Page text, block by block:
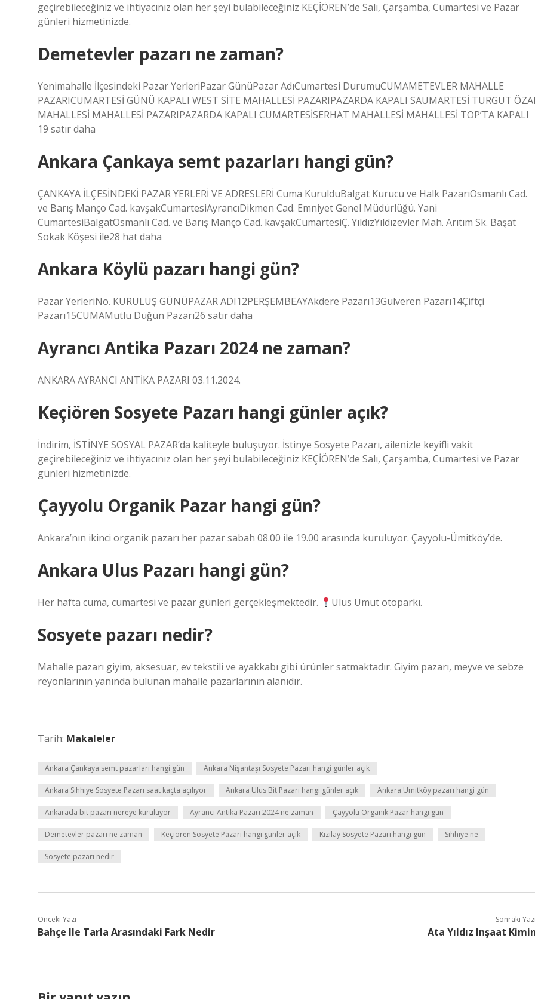
geçirebileceğiniz ve ihtiyacınız olan her şeyi bulabileceğiniz KEÇİÖREN’de Salı, Çarşamba, Cumartesi ve Pazar
günleri hizmetinizde.
Demetevler pazarı ne zaman?
Yenimahalle İlçesindeki Pazar YerleriPazar GünüPazar AdıCumartesi DurumuCUMAMETEVLER MAHALLE
PAZARICUMARTESİ GÜNÜ KAPALI WEST SİTE MAHALLESİ PAZARIPAZARDA KAPALI SAUMARTESİ TURGUT
MAHALLESİ MAHALLESİ PAZARIPAZARDA KAPALI CUMARTESİSERHAT MAHALLESİ MAHALLESİ TOP’TA KAPALI
19 satır daha
Ankara Çankaya semt pazarları hangi gün?
ÇANKAYA İLÇESİNDEKİ PAZAR YERLERİ VE ADRESLERİ Cuma KurulduBalgat Kurucu ve Halk PazarıOsmanlı Cad.
ve Barış Manço Cad. kavşakCumartesiAyrancıDikmen Cad. Emniyet Genel Müdürlüğü. Yani
CumartesiBalgatOsmanlı Cad. ve Barış Manço Cad. kavşakCumartesiÇ. YıldızYıldızevler Mah. Arıtım Sk. Başat
Sokak Köşesi ile28 hat daha
Ankara Köylü pazarı hangi gün?
Pazar YerleriNo. KURULUŞ GÜNÜPAZAR ADI12PERŞEMBEAYAkdere Pazarı13Gülveren Pazarı14Çiftçi
Pazarı15CUMAMutlu Düğün Pazarı26 satır daha
Ayrancı Antika Pazarı 2024 ne zaman?
ANKARA AYRANCI ANTİKA PAZARI 03.11.2024.
Keçiören Sosyete Pazarı hangi günler açık?
İndirim, İSTİNYE SOSYAL PAZAR’da kaliteyle buluşuyor. İstinye Sosyete Pazarı, ailenizle keyifli vakit
geçirebileceğiniz ve ihtiyacınız olan her şeyi bulabileceğiniz KEÇİÖREN’de Salı, Çarşamba, Cumartesi ve Pazar
günleri hizmetinizde.
Çayyolu Organik Pazar hangi gün?
Ankara’nın ikinci organik pazarı her pazar sabah 08.00 ile 19.00 arasında kuruluyor. Çayyolu-Ümitköy’de.
Ankara Ulus Pazarı hangi gün?
Her hafta cuma, cumartesi ve pazar günleri gerçekleşmektedir. Ulus Umut otoparkı.
Sosyete pazarı nedir?
Mahalle pazarı giyim, aksesuar, ev tekstili ve ayakkabı gibi ürünler satmaktadır. Giyim pazarı, meyve ve sebze
reyonlarının yanında bulunan mahalle pazarlarının alanıdır.
Tarih: Makaleler
Ankara Çankaya semt pazarları hangi gün Ankara Nişantaşı Sosyete Pazarı hangi günler açık
Ankara Sıhhıye Sosyete Pazarı saat kaçta açılıyor Ankara Ulus Bit Pazarı hangi günler açık Ankara Ümitköy pazarı hangi gün
Ankarada bit pazarı nereye kuruluyor Ayrancı Antika Pazarı 2024 ne zaman Çayyolu Organik Pazar hangi gün
Demetevler pazarı ne zaman Keçiören Sosyete Pazarı hangi günler açık Kızılay Sosyete Pazarı hangi gün Sıhhiye ne
Sosyete pazarı nedir
Önceki Yazı
Bahçe Ile Tarla Arasındaki Fark Nedir
Sonraki
Ata Yıldız Inşaat